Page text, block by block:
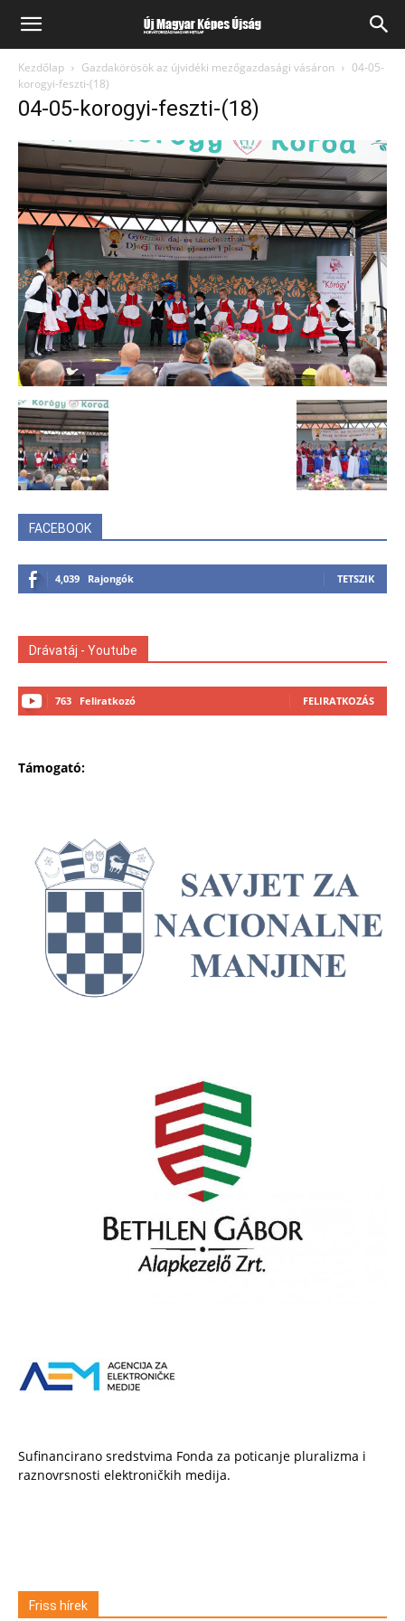
Kezdőlap Gazdakörösök az újvidéki mezőgazdasági vásáron
04-05-
korogyi-feszti-(18)
04-05-korogyi-feszti-(18)
FACEBOOK
4,039 Rajongók TETSZIK
Drávatáj - Youtube
763 Feliratkozó FELIRATKOZÁS
Támogató:
Sufinancirano sredstvima Fonda za poticanje pluralizma i
raznovrsnosti elektroničkih medija.
Friss hírek